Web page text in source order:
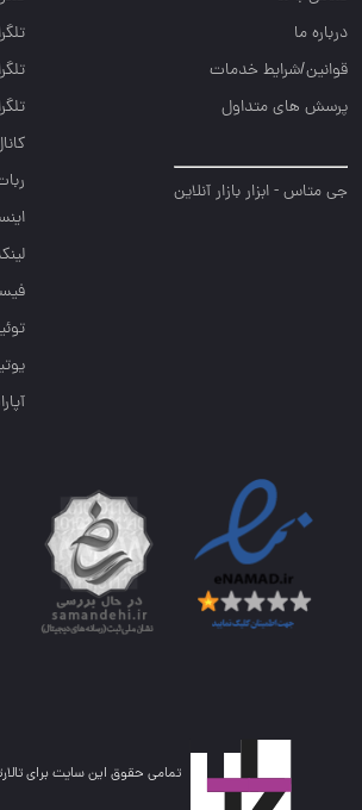
درباره ما
قوانین/شرایط خدمات
پرسش های متداول
جی متاس - ابزار بازار آنلاین
تمامی حقوق این سایت برای